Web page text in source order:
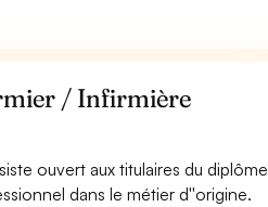
/ Infirmière
ouvert aux titulaires du diplôme
dans le métier d''origine.